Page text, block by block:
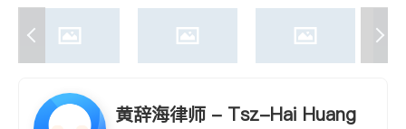
黄辞海律师 - Tsz-Hai Huang